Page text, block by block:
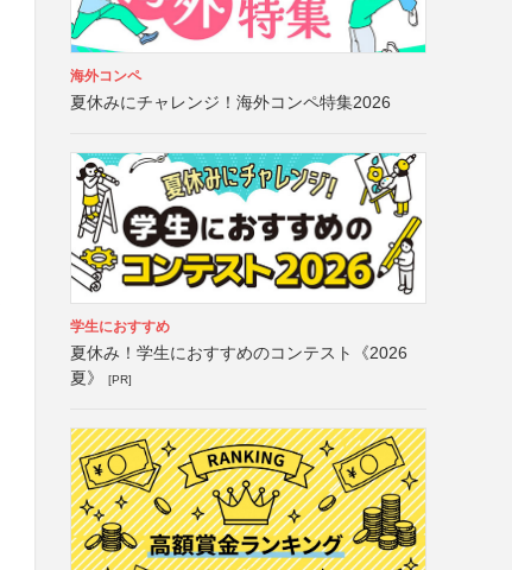
海外コンペ
夏休みにチャレンジ！海外コンペ特集2026
学生におすすめ
夏休み！学生におすすめのコンテスト《2026
夏》
[PR]